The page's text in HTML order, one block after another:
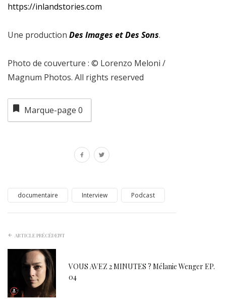
https://inlandstories.com
Une production Des Images et Des Sons.
Photo de couverture : © Lorenzo Meloni /
Magnum Photos. All rights reserved
Marque-page 0
documentaire Interview Podcast
ARTICLE PRÉCÉDENT
VOUS AVEZ 2 MINUTES ? Mélanie Wenger EP.
04